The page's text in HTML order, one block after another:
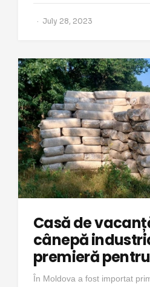
July 28, 2023
Casă de
cânepă
premieră
În Moldova a fost importat